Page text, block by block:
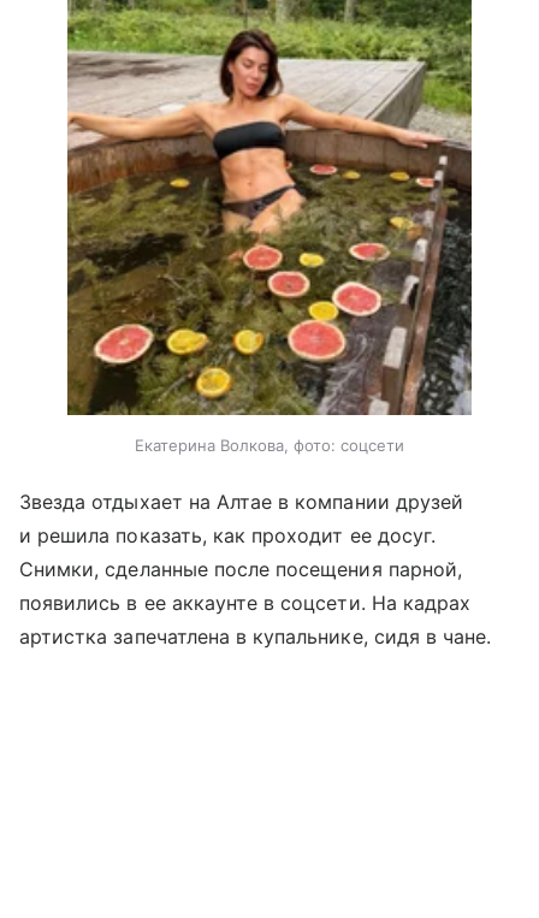
Екатерина Волкова, фото: соцсети
Звезда отдыхает на Алтае в компании друзей
и решила показать, как проходит ее досуг.
Снимки, сделанные после посещения парной,
появились в ее аккаунте в соцсети. На кадрах
артистка запечатлена в купальнике, сидя в чане.